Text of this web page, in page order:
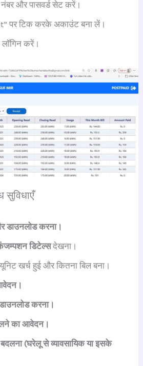
और पासवर्ड सेट करें।
पर टिक करके अकाउंट बना लें।
करें।
सुविधाएँ
डाउनलोड करना।
डिटेल्सदेखना।
खर्च हुई और कितना बिल बना।
करना।
का आवेदन।
(घरेलू से व्यावसायिक या इसके